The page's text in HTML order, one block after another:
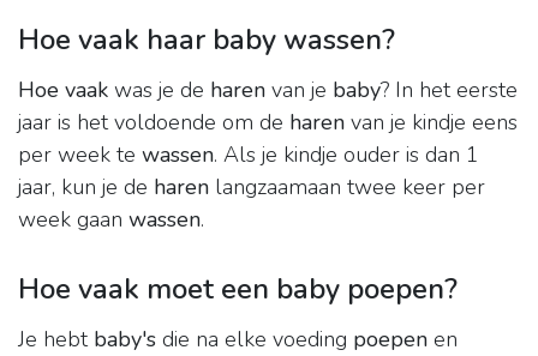
Hoe vaak haar baby wassen?
Hoe vaak was je de haren van je baby? In het eerste
jaar is het voldoende om de haren van je kindje eens
per week te wassen. Als je kindje ouder is dan 1
jaar, kun je de haren langzaamaan twee keer per
week gaan wassen.
Hoe vaak moet een baby poepen?
Je hebt baby's die na elke voeding poepen en